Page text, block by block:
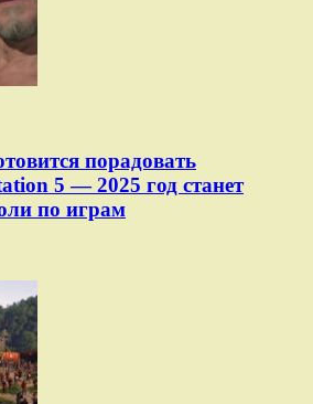
порадовать
5 — 2025 год станет
по играм